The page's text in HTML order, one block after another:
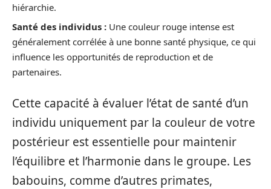
hiérarchie.
Santé des individus : Une couleur rouge intense est
généralement corrélée à une bonne santé physique, ce qui
influence les opportunités de reproduction et de
partenaires.
Cette capacité à évaluer l’état de santé d’un
individu uniquement par la couleur de votre
postérieur est essentielle pour maintenir
l’équilibre et l’harmonie dans le groupe. Les
babouins, comme d’autres primates,